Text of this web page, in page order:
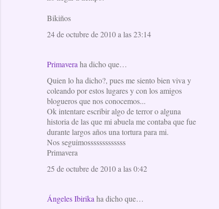
Bikiños
24 de octubre de 2010 a las 23:14
Primavera ha dicho que…
Quien lo ha dicho?, pues me siento bien viva y
coleando por estos lugares y con los amigos
blogueros que nos conocemos...
Ok intentare escribir algo de terror o alguna
historia de las que mi abuela me contaba que fue
durante largos años una tortura para mi.
Nos seguimosssssssssssss
Primavera
25 de octubre de 2010 a las 0:42
Ángeles Ibirika ha dicho que…